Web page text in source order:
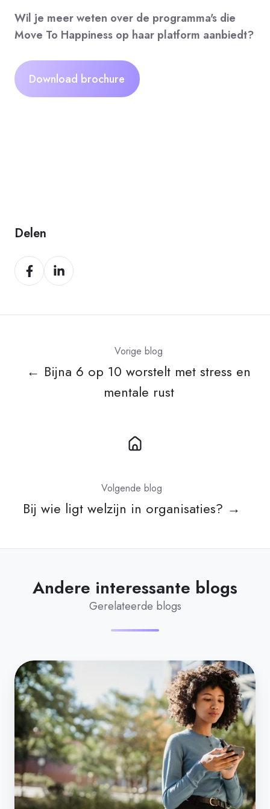
Wil je meer weten over de programma's die
Move To Happiness op haar platform aanbiedt?
Download brochure
Delen
Delen
op
Delen
op
Vorige blog
← Bijna 6 op 10 worstelt met stress en
mentale rust
Volgende blog
Bij wie ligt welzijn in organisaties? →
Andere interessante blogs
Gerelateerde blogs
Jouw
persoonlijke
health
dashboard